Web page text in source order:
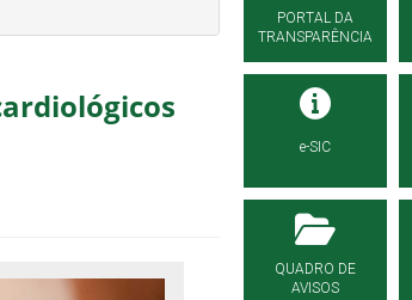
PORTAL DA
TRANSPARÊNCIA
e-SIC
QUADRO DE
AVISOS